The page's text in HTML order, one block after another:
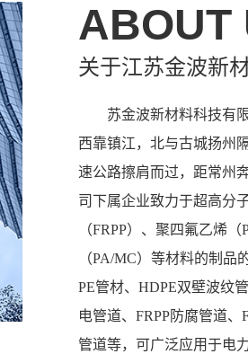
ABOUT
关于江苏金波新
苏金波新材料科技有限
西靠镇江，北与古城扬州
速公路擦肩而过，距常州
司下属企业致力于超高分
（FRPP）、聚四氟乙烯
（PA/MC）等材料的制
PE管材、HDPE双壁波纹
电管道、FRPP防腐管道
管道等，可广泛应用于电